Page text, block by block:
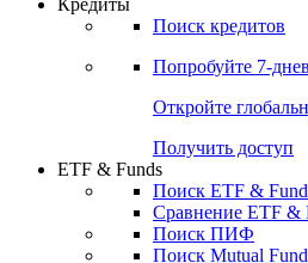
Откройте
Получить доступ
Поиск кредитов
Попробуйте7-
Откройте
Получить доступ
ETF & Funds